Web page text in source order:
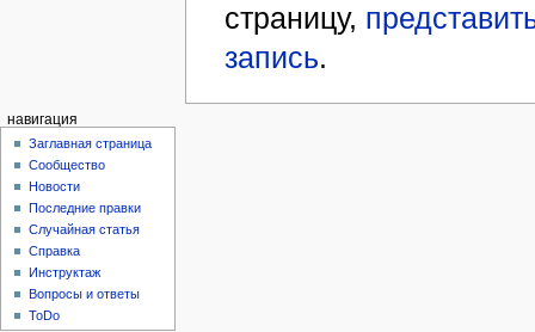
страницу,
запись.
навигация
Заглавная страница
Сообщество
Новости
Последние правки
Случайная статья
Справка
Инструктаж
Вопросы и ответы
ToDo